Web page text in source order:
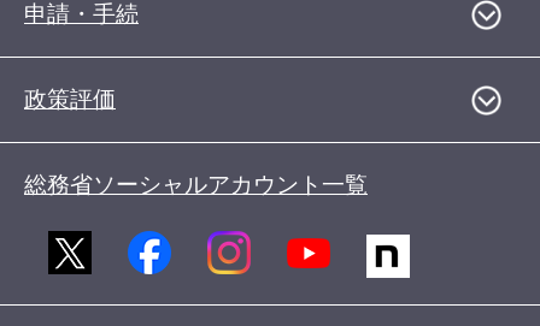
申請・手続
政策評価
総務省ソーシャルアカウント一覧